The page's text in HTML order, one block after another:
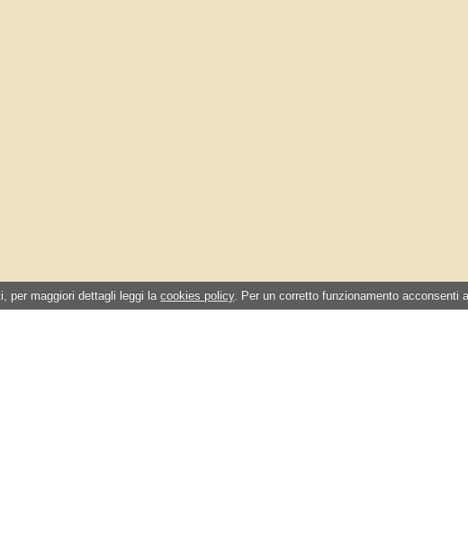
per maggiori dettagli leggi lacookies policy. Per un corretto funzionamento